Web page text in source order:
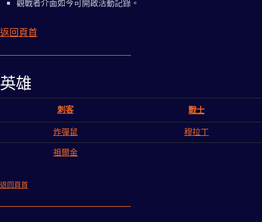
觀戰者介面如今可開啟活動記錄。
返回頁首
英雄
刺客 戰士
炸彈鼠 穆拉丁
祖爾金
返回頁首